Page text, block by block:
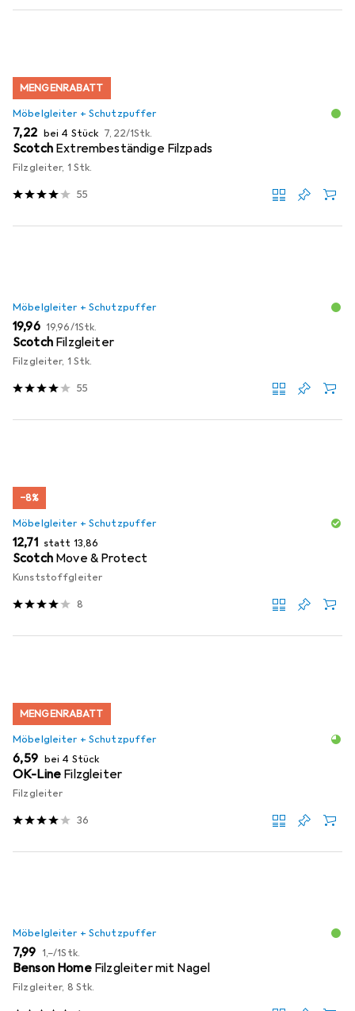
MENGENRABATT
Möbelgleiter + Schutzpuffer
EUR
7,22 bei 4 Stück EUR
7,22/1Stk.
Scotch Extrembeständige Filzpads
Filzgleiter, 1 Stk.
55
Möbelgleiter + Schutzpuffer
EUR
19,96 EUR
19,96/1Stk.
Scotch Filzgleiter
Filzgleiter, 1 Stk.
55
−8%
Möbelgleiter + Schutzpuffer
EUR
12,71 statt EUR
13,86
Scotch Move & Protect
Kunststoffgleiter
8
MENGENRABATT
Möbelgleiter + Schutzpuffer
EUR
6,59 bei 4 Stück
OK-Line Filzgleiter
Filzgleiter
36
Möbelgleiter + Schutzpuffer
EUR
7,99 EUR
1,–/1Stk.
Benson Home Filzgleiter mit Nagel
Filzgleiter, 8 Stk.